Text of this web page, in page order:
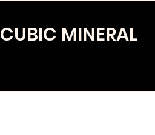
CUBIC MINERAL